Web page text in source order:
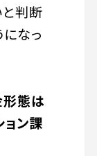
判断
なっ
態は
ョン課